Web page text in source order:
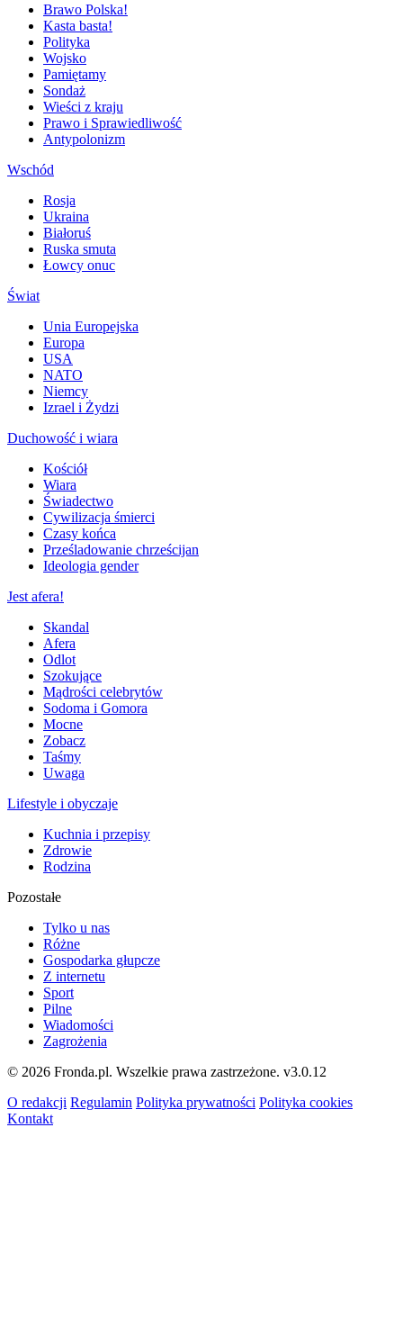
Brawo Polska!
Kasta basta!
Polityka
Wojsko
Pamiętamy
Sondaż
Wieści z kraju
Prawo i Sprawiedliwość
Antypolonizm
Wschód
Rosja
Ukraina
Białoruś
Ruska smuta
Łowcy onuc
Świat
Unia Europejska
Europa
USA
NATO
Niemcy
Izrael i Żydzi
Duchowość i wiara
Kościół
Wiara
Świadectwo
Cywilizacja śmierci
Czasy końca
Prześladowanie chrześcijan
Ideologia gender
Jest afera!
Skandal
Afera
Odlot
Szokujące
Mądrości celebrytów
Sodoma i Gomora
Mocne
Zobacz
Taśmy
Uwaga
Lifestyle i obyczaje
Kuchnia i przepisy
Zdrowie
Rodzina
Pozostałe
Tylko u nas
Różne
Gospodarka głupcze
Z internetu
Sport
Pilne
Wiadomości
Zagrożenia
© 2026 Fronda.pl. Wszelkie prawa zastrzeżone. v3.0.12
O redakcji Regulamin Polityka prywatności Polityka cookies
Kontakt